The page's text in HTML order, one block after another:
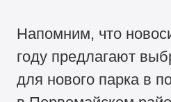
Напомним, что
году предлагают
для нового парка в